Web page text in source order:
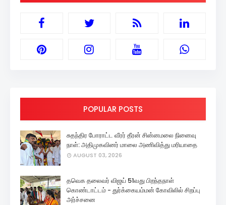
POPULAR POSTS
சுதந்திர போராட்ட வீரர் தீரன் சின்னமலை நினைவு
நாள்: அதிமுகவினர் மாலை அணிவித்து மரியாதை
AUGUST 03, 2026
தவெக தலைவர் விஜய் 51வது பிறந்தநாள்
கொண்டாட்டம் - துர்க்கையம்மன் கோவிலில் சிறப்பு
அர்ச்சனை